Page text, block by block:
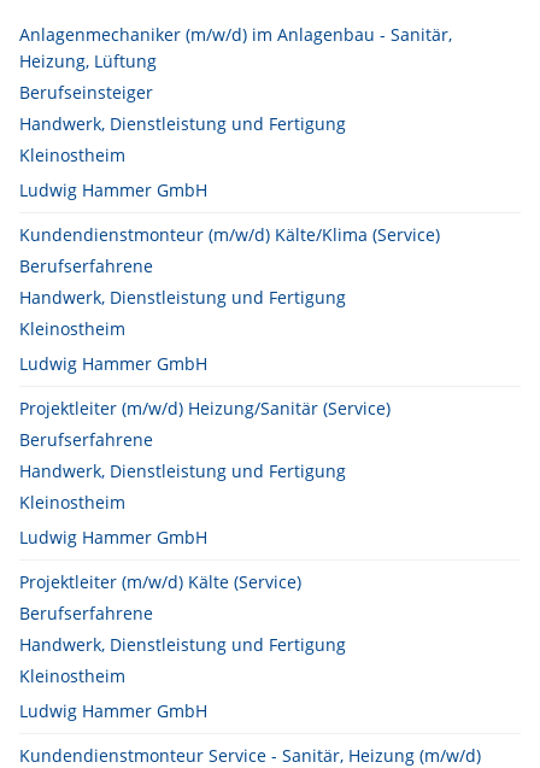
Anlagenmechaniker (m/w/d) im Anlagenbau - Sanitär,
Heizung, Lüftung
Berufseinsteiger
Handwerk, Dienstleistung und Fertigung
Kleinostheim
Ludwig Hammer GmbH
Kundendienstmonteur (m/w/d) Kälte/Klima (Service)
Berufserfahrene
Handwerk, Dienstleistung und Fertigung
Kleinostheim
Ludwig Hammer GmbH
Projektleiter (m/w/d) Heizung/Sanitär (Service)
Berufserfahrene
Handwerk, Dienstleistung und Fertigung
Kleinostheim
Ludwig Hammer GmbH
Projektleiter (m/w/d) Kälte (Service)
Berufserfahrene
Handwerk, Dienstleistung und Fertigung
Kleinostheim
Ludwig Hammer GmbH
Kundendienstmonteur Service - Sanitär, Heizung (m/w/d)